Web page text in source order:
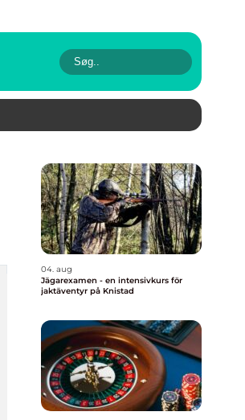
04. aug
Jägarexamen - en intensivkurs för
jaktäventyr på Knistad